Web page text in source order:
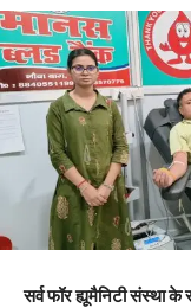
सर्व फॉर ह्यूमैनिटी संस्था